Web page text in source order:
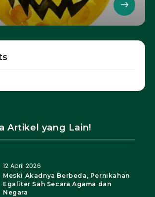
Artikel yang Lain!
12 April 2026
Meski Akadnya Berbeda, Pernikahan
Egaliter Sah Secara Agama dan
Negara